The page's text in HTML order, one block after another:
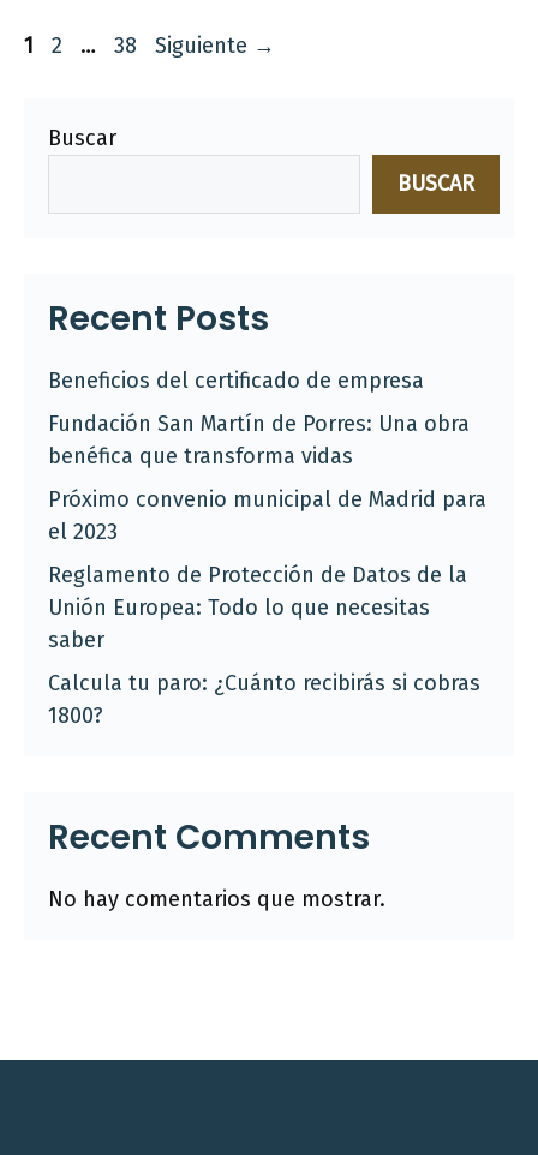
Página
1 Página
2 … Página
38 Siguiente →
Buscar
BUSCAR
Recent Posts
Beneficios del certificado de empresa
Fundación San Martín de Porres: Una obra
benéfica que transforma vidas
Próximo convenio municipal de Madrid para
el 2023
Reglamento de Protección de Datos de la
Unión Europea: Todo lo que necesitas
saber
Calcula tu paro: ¿Cuánto recibirás si cobras
1800?
Recent Comments
No hay comentarios que mostrar.